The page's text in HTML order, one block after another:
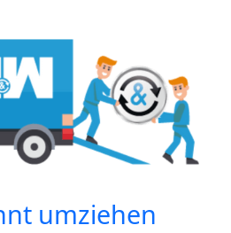
umziehen